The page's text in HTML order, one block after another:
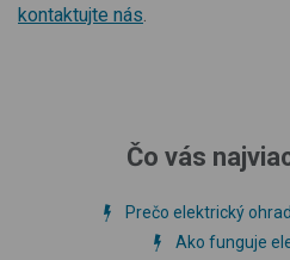
kontaktujte nás
Čo vás
Prečo elektrický
Ako funguje